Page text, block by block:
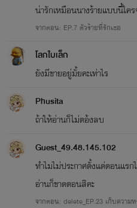
เช็ดเลือดของตนที่มุมปากแล้วส่
"ทีแกล่ะอีผีบ้าผู้ชายเค้าไม่รักยั
รักแกเค้าคงไม่ลากฉันมากินถึ
สมองชั่งน่าสงสารจริงๆ!"
เพี๊ย! เพี๊ย! เพี๊ย!
มัสซีลงมือเหวี่ยงฝ่ามือใส่หน้า
น่ารักเหมือนนางร้ายแบบนี้ใคร
จากตอน: EP.7 ตัวร้ายที่รักเธอ
โลกใบเล็ก
ยังมีขายอยู่มั้ยคะเท่าไร
Phusita
ถ้าให้อ่านก็ไม่ตอ้งลบ
Guest_49.48.145.102
ทำไมไม่ประกาศตั้งแต่ตอนแรก
อ่านก็ขาดตอนสิคะ
จากตอน: delete_EP.23 เก็บความ